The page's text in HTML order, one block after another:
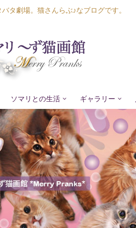
タ劇場。猫さんらぶ♪なブログです。
ソマリとの生活 ギャラリー
Luna
Lino
Leal
Laula